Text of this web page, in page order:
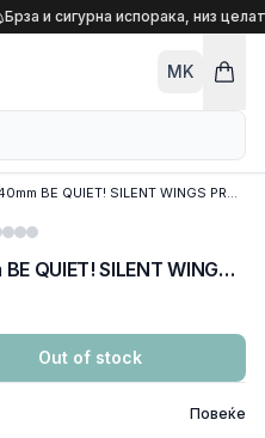
Брза и сигурна испорака, низ
MK
COOLERS CASE FAN 140mm BE QUIET! SILENT WINGS PRO 4 PWM 2.400rpm DURABLE FLUID-DYNAMIC BEARING, BL099
COOLERS CASE FAN 140mm BE QUIET! SILENT WINGS PRO 4 PWM 2.400rpm DURABLE FLUID-DYNAMIC BEARING, BL099
Out of stock
Повеќе